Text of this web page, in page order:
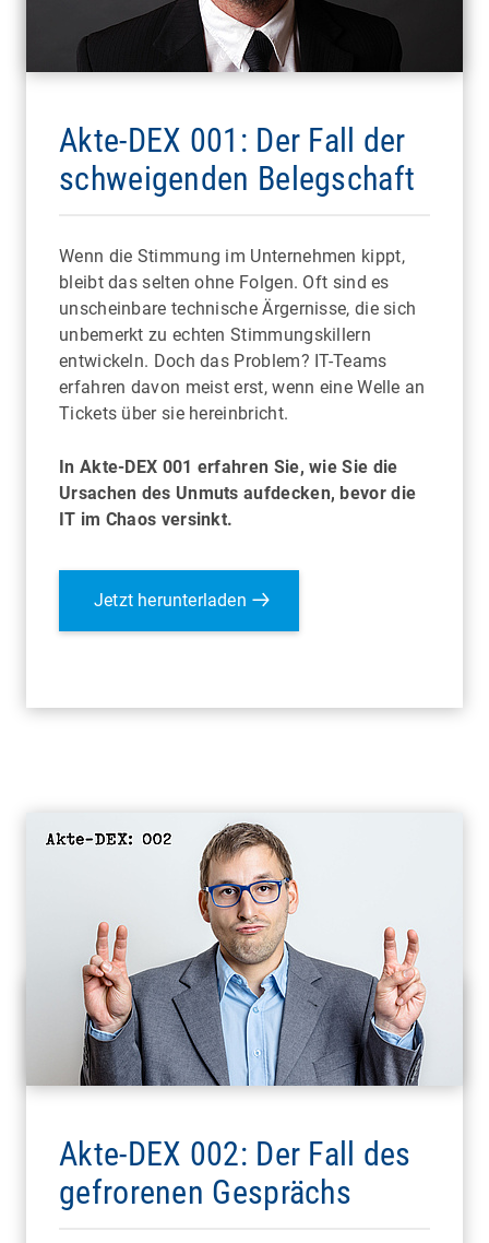
Akte-DEX 001: Der Fall der
schweigenden Belegschaft
Wenn die Stimmung im Unternehmen kippt,
bleibt das selten ohne Folgen. Oft sind es
unscheinbare technische Ärgernisse, die sich
unbemerkt zu echten Stimmungskillern
entwickeln. Doch das Problem? IT-Teams
erfahren davon meist erst, wenn eine Welle an
Tickets über sie hereinbricht.
In Akte-DEX 001 erfahren Sie, wie Sie die
Ursachen des Unmuts aufdecken, bevor die
IT im Chaos versinkt.
Jetzt herunterladen
Akte-DEX 002: Der Fall des
gefrorenen Gesprächs